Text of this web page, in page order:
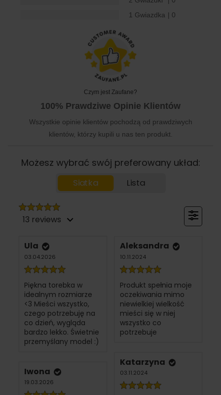
1 Gwiazdka | 0
Czym jest Zaufane?
100% Prawdziwe Opinie Klientów
Wszystkie opinie klientów pochodzą od prawdziwych
klientów, którzy kupili u nas ten produkt.
Możesz wybrać swój preferowany układ:
Siatka Lista
13 reviews
Ula
03.04.2026
Piękna torebka w
idealnym rozmiarze
<3 Mieści wszystko,
czego potrzebuję na
co dzień, wygląda
bardzo lekko. Świetnie
przemyślany model :)
Iwona
19.03.2026
Aleksandra
10.11.2024
Produkt spełnia moje
oczekiwania mimo
niewielkiej wielkość
mieści się w niej
wszystko co
potrzebuje
Katarzyna
03.11.2024